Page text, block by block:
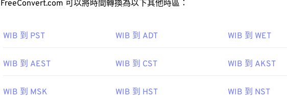
FreeConvert.com 可以將時間轉換為以下其他時區：
WIB 到 PST WIB 到 ADT WIB 到 WET
WIB 到 AEST WIB 到 CST WIB 到 AKST
WIB 到 MSK WIB 到 HST WIB 到 NST